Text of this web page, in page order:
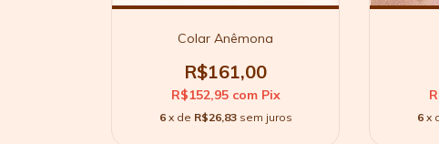
Colar Anêmona
R$161,00
R$152,95 com Pix
6 x de R$26,83 sem juros 6 x